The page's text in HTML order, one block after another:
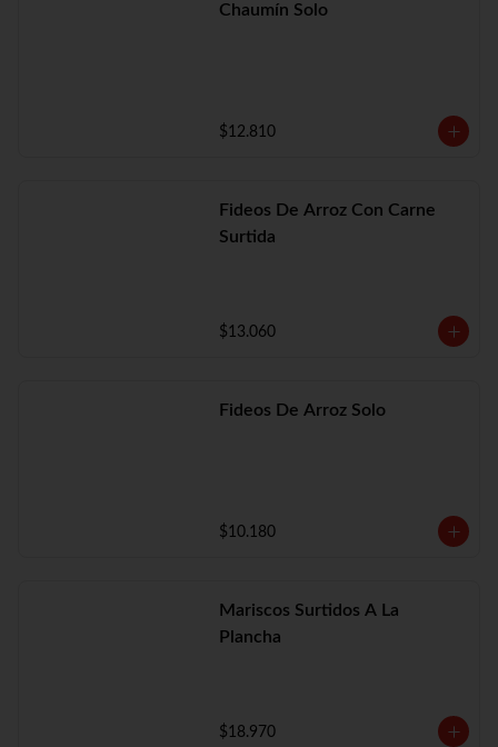
Chaumín Solo
$12.810
Fideos De Arroz Con Carne
Surtida
$13.060
Fideos De Arroz Solo
$10.180
Mariscos Surtidos A La
Plancha
$18.970